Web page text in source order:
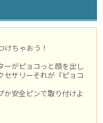
けちゃおう！
ーがピョコっと顔を出し
セサリーそれが『ピョコ
か安全ピンで取り付けよ